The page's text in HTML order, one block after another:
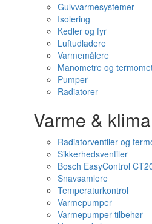
Gulvvarmesystemer
Isolering
Kedler og fyr
Luftudladere
Varmemålere
Manometre og
Pumper
Radiatorer
Varme &
Radiatorventiler og
Sikkerhedsventiler
Bosch EasyControl
Snavsamlere
Temperaturkontrol
Varmepumper
Varmepumper tilbehør